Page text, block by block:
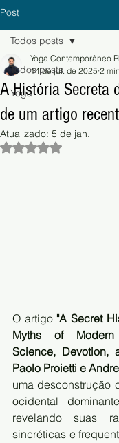
Post
Todos posts
Yoga
Todos posts
A História Secreta
de um artigo
Yoga Contemporâneo
14 de jul. de 2025 2
Atualizado: 5 de jan.
Avaliado com
O artigo "A Secret
Myths of
Science, Devotion,
Paolo Proietti e
uma desconstrução
ocidental
revelando suas
sincréticas e